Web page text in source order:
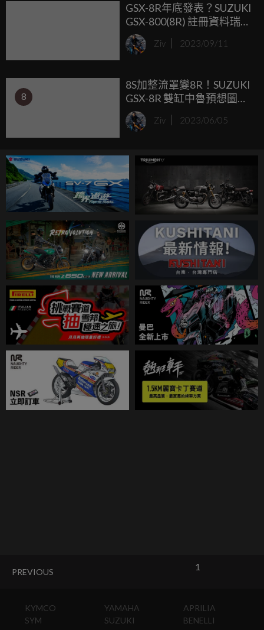
GSX-8R年底發表？SUZUKI
GSX-800(8R) 註冊資料瑞士
曝光！
Ziv 2023/09/11
8
8S加整流罩變8R！SUZUKI
GSX-8R 雙缸中魯預想圖曝
光
Ziv 2023/06/05
PREVIOUS 1
KYMCO
SYM
YAMAHA
SUZUKI
APRILIA
BENELLI